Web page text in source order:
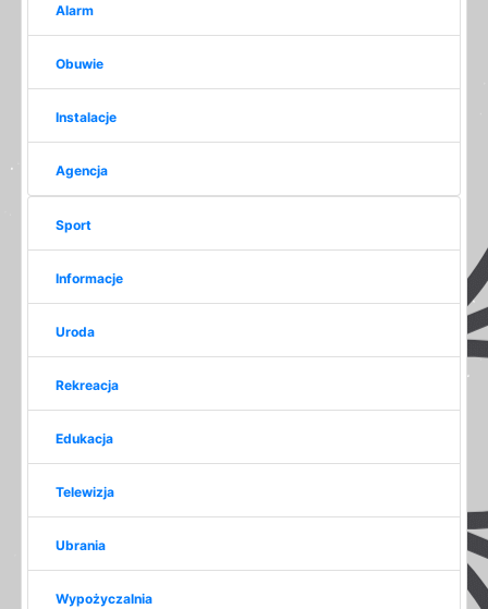
Alarm
Obuwie
Instalacje
Agencja
Sport
Informacje
Uroda
Rekreacja
Edukacja
Telewizja
Ubrania
Wypożyczalnia